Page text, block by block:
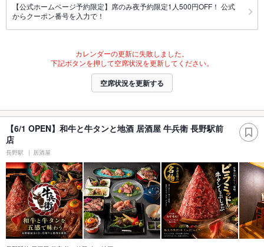
【公式ホームページ予約限定】席のみ夜予約限定1人500円OFF！ 公式
からクーポン番号を入力で！
カレンダーの更新に失敗しました。
下記ボタンを押して空席状況を更新してください。
空席状況を更新する
【6/1 OPEN】和牛と牛タンと地酒 居酒屋 牛兵衛 長野駅前
店
長野駅 居酒屋